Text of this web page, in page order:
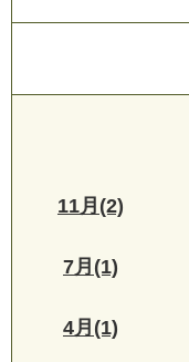
11月(2)
7月(1)
4月(1)